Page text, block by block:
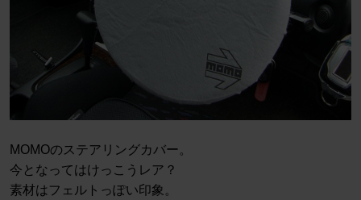
MOMOのステアリングカバー。
今となってはけっこうレア？
素材はフェルトっぽい印象。